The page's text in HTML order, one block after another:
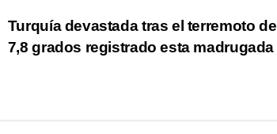
Turquía devastada tras el terremoto de
7,8 grados registrado esta madrugada